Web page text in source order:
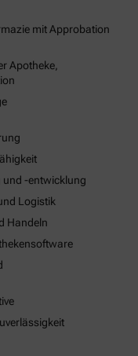
mit Approbation
Apotheke,
und -entwicklung
Logistik
Handeln